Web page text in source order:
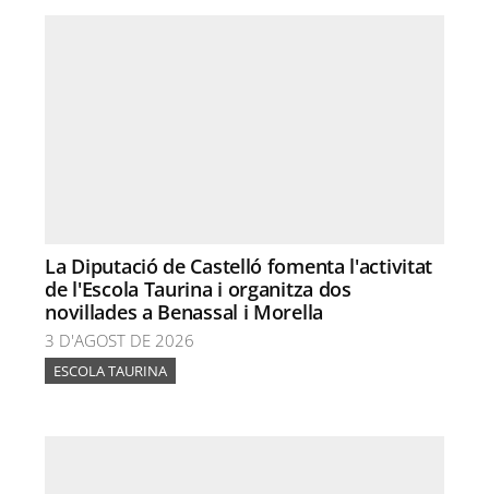
La Diputació de Castelló fomenta l'activitat
de l'Escola Taurina i organitza dos
novillades a Benassal i Morella
3 D'AGOST DE 2026
ESCOLA TAURINA